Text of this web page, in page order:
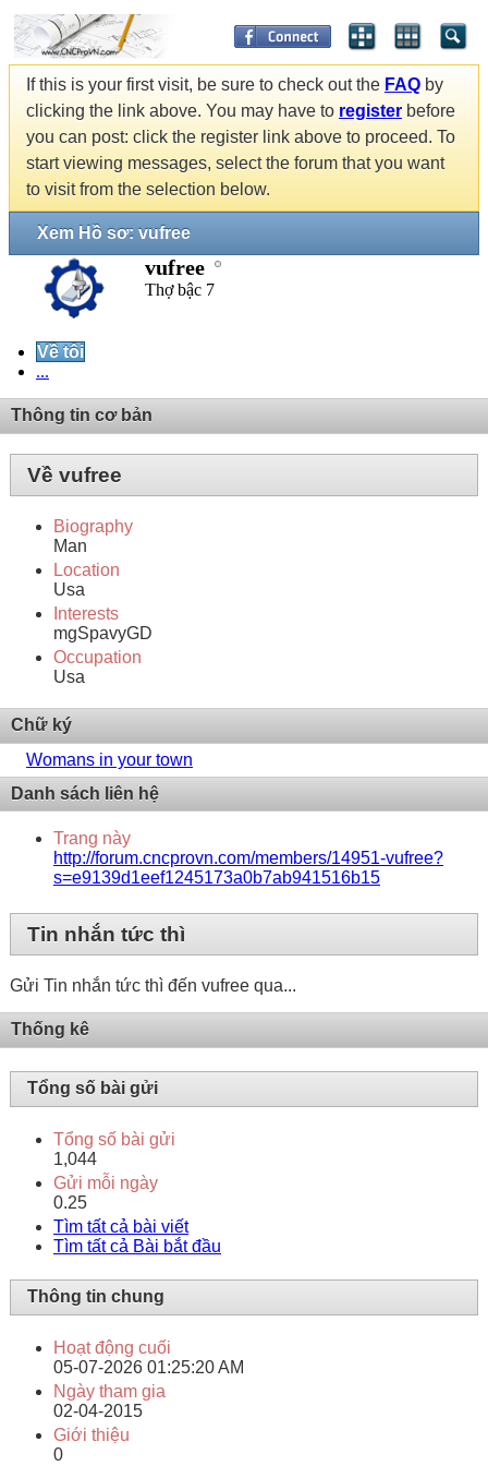
If this is your first visit, be sure to check out the FAQ by
clicking the link above. You may have to register before
you can post: click the register link above to proceed. To
start viewing messages, select the forum that you want
to visit from the selection below.
Xem Hồ sơ: vufree
vufree
Thợ bậc 7
Về tôi
...
Thông tin cơ bản
Về vufree
Biography
Man
Location
Usa
Interests
mgSpavyGD
Occupation
Usa
Chữ ký
Womans in your town
Danh sách liên hệ
Trang này
http://forum.cncprovn.com/members/14951-vufree?
s=e9139d1eef1245173a0b7ab941516b15
Tin nhắn tức thì
Gửi Tin nhắn tức thì đến vufree qua...
Thống kê
Tổng số bài gửi
Tổng số bài gửi
1,044
Gửi mỗi ngày
0.25
Tìm tất cả bài viết
Tìm tất cả Bài bắt đầu
Thông tin chung
Hoạt động cuối
05-07-2026 01:25:20 AM
Ngày tham gia
02-04-2015
Giới thiệu
0